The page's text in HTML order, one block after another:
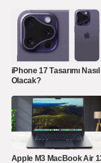
iPhone 17 Tasarımı Nasıl
Olacak?
Apple M3 MacBook Air